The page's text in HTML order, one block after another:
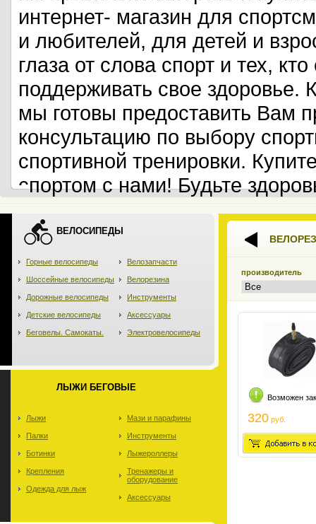
интернет- магазин для
и любителей, для детей и
глаза от слова спорт и тех,
поддерживать свое
мы готовы предоставить Вам
консультацию по выбору
спортивной тренировки.
спортом с нами! Будьте
ВЕЛОСИПЕДЫ
Горные велосипеды
Шоссейные велосипеды
Дорожные велосипеды
Детские велосипеды
Беговелы. Самокаты.
Велозапчасти
Велорезина
Инструменты
Аксессуары
Электровелосипеды
ЛЫЖИ БЕГОВЫЕ
Лыжи
Палки
Ботинки
Крепления
Одежда для лыж
Мази и парафины
Инструменты
Лыжероллеры
Тренажеры и
оборудование
Аксессуары
производитель
Возможен
320 руб.